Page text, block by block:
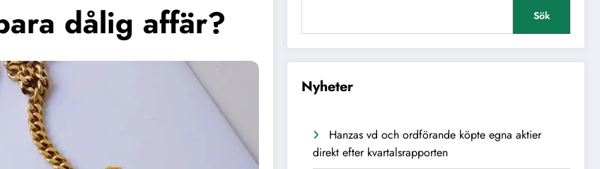
dålig affär? Sök
Nyheter
Hanzas vd och ordförande köpte egna aktier
direkt efter kvartalsrapporten